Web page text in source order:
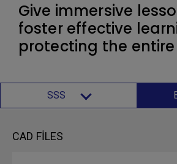
Give immersive
foster effective
protecting the entire
SSS
CAD FILES